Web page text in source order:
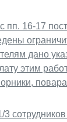
пп. 16-17
дано
этим
3